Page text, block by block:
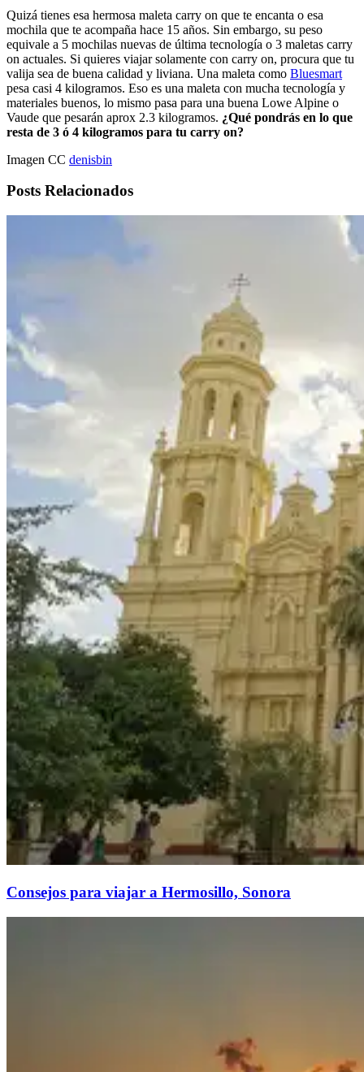
Quizá tienes esa hermosa maleta carry on que te encanta o esa
mochila que te acompaña hace 15 años. Sin embargo, su peso
equivale a 5 mochilas nuevas de última tecnología o 3 maletas carry
on actuales. Si quieres viajar solamente con carry on, procura que tu
valija sea de buena calidad y liviana. Una maleta como Bluesmart
pesa casi 4 kilogramos. Eso es una maleta con mucha tecnología y
materiales buenos, lo mismo pasa para una buena Lowe Alpine o
Vaude que pesarán aprox 2.3 kilogramos. ¿Qué pondrás en lo que
resta de 3 ó 4 kilogramos para tu carry on?
Imagen CC denisbin
Posts Relacionados
Consejos para viajar a Hermosillo, Sonora